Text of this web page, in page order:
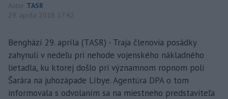
Autor TASR
29. apríla 2018 17:42
Benghází 29. apríla (TASR) - Traja členovia posádky
zahynuli v nedeľu pri nehode vojenského nákladného
lietadla, ku ktorej došlo pri významnom ropnom poli
Šarára na juhozápade Líbye. Agentúra DPA o tom
informovala s odvolaním sa na miestneho predstaviteľa